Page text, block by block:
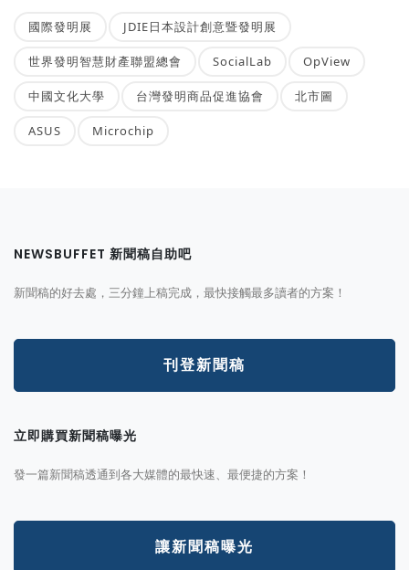
國際發明展 JDIE日本設計創意暨發明展
世界發明智慧財產聯盟總會 SocialLab OpView
中國文化大學 台灣發明商品促進協會 北市圖
ASUS Microchip
NEWSBUFFET 新聞稿自助吧
新聞稿的好去處，三分鐘上稿完成，最快接觸最多讀者的方案！
刊登新聞稿
立即購買新聞稿曝光
發一篇新聞稿透通到各大媒體的最快速、最便捷的方案！
讓新聞稿曝光